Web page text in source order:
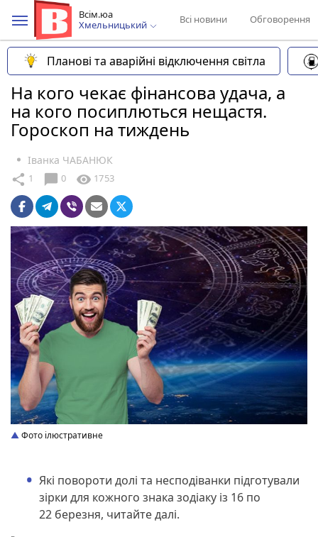
Всім.юа
Хмельницький
Всі новини Обговорення
Планові та аварійні відключення світла
На кого чекає фінансова удача, а
на кого посиплються нещастя.
Гороскоп на тиждень
Іванка ЧАБАНЮК
share 1 chat_bubble 0 visibility 1753
Фото ілюстративне
Які повороти долі та несподіванки підготували
зірки для кожного знака зодіаку із 16 по
22 березня, читайте далі.